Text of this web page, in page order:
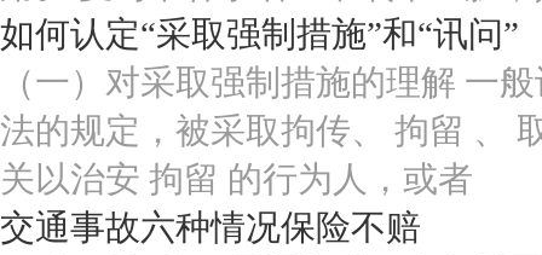
如何认定“采取强制措施”和“讯问”
（一）对采取强制措施的理解 一
法的规定，被采取拘传、 拘留 、
关以治安 拘留 的行为人，或者
交通事故六种情况保险不赔